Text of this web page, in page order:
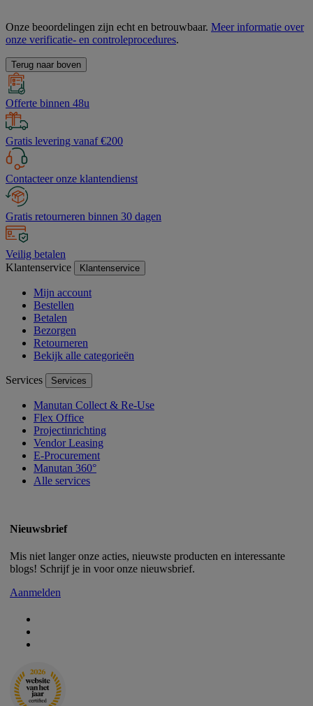
Onze beoordelingen zijn echt en betrouwbaar. Meer informatie over
onze verificatie- en controleprocedures.
Terug naar boven
Offerte binnen 48u
Gratis levering vanaf €200
Contacteer onze klantendienst
Gratis retourneren binnen 30 dagen
Veilig betalen
Klantenservice
Klantenservice
Mijn account
Bestellen
Betalen
Bezorgen
Retourneren
Bekijk alle categorieën
Services Services
Manutan Collect & Re-Use
Flex Office
Projectinrichting
Vendor Leasing
E-Procurement
Manutan 360°
Alle services
Nieuwsbrief
Mis niet langer onze acties, nieuwste producten en interessante
blogs! Schrijf je in voor onze nieuwsbrief.
Aanmelden